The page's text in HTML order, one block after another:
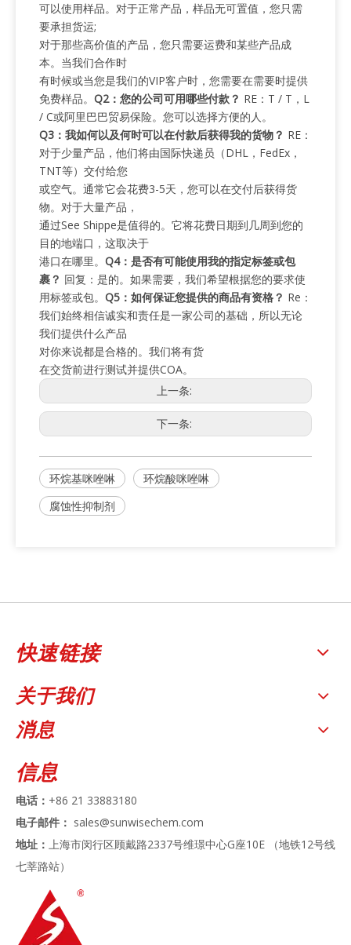
可以使用样品。对于正常产品，样品无可置值，您只需
要承担货运;
对于那些高价值的产品，您只需要运费和某些产品成
本。当我们合作时
有时候或当您是我们的VIP客户时，您需要在需要时提供
免费样品。 Q2：您的公司可用哪些付款？ RE：T / T，L
/ C或阿里巴巴贸易保险。您可以选择方便的人。
Q3：我如何以及何时可以在付款后获得我的货物？ RE：
对于少量产品，他们将由国际快递员（DHL，FedEx，
TNT等）交付给您
或空气。通常它会花费3-5天，您可以在交付后获得货
物。对于大量产品，
通过See Shippe是值得的。它将花费日期到几周到您的
目的地端口，这取决于
港口在哪里。 Q4：是否有可能使用我的指定标签或包
裹？ 回复：是的。如果需要，我们希望根据您的要求使
用标签或包。 Q5：如何保证您提供的商品有资格？ Re：
我们始终相信诚实和责任是一家公司的基础，所以无论
我们提供什么产品
对你来说都是合格的。我们将有货
在交货前进行测试并提供COA。
上一条:
下一条:
环烷基咪唑啉
环烷酸咪唑啉
腐蚀性抑制剂
快速链接
关于我们
消息
信息
电话： +86 21 33883180
电子邮件： sales@sunwisechem.com
地址： 上海市闵行区顾戴路2337号维璟中心G座10E （地铁12号线
七莘路站）